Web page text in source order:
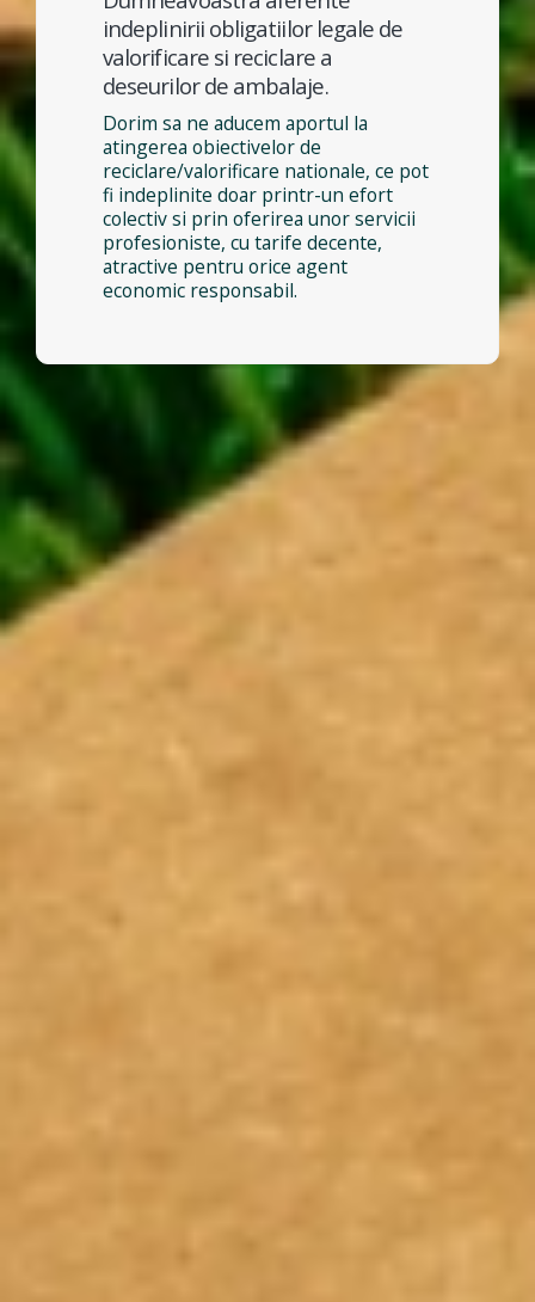
indeplinirii obligatiilor legale de
valorificare si reciclare a
deseurilor de ambalaje.
Dorim sa ne aducem aportul la
atingerea obiectivelor de
reciclare/valorificare nationale, ce pot
fi indeplinite doar printr-un efort
colectiv si prin oferirea unor servicii
profesioniste, cu tarife decente,
atractive pentru orice agent
economic responsabil.